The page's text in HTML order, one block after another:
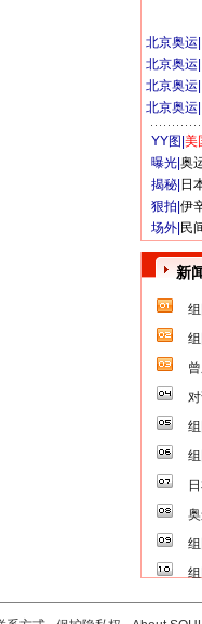
北京奥运
北京奥运
北京奥运
北京奥运
YY图| 美
曝光| 奥
揭秘| 日
狠拍| 伊
场外| 民
新